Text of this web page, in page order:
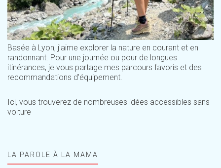
Basée à Lyon, j'aime explorer la nature en courant et en
randonnant. Pour une journée ou pour de longues
itinérances, je vous partage mes parcours favoris et des
recommandations d'équipement.
Ici, vous trouverez de nombreuses idées accessibles sans
voiture
LA PAROLE À LA MAMA